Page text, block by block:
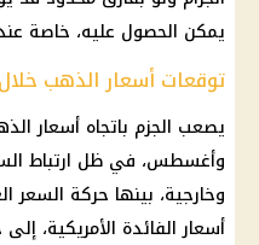
يمكن الحصول عليه، خاصة
توقعات أسعار الذهب
يصعب الجزم باتجاه أسعار
وأغسطس، في ظل ارتباط
وخارجية، بينها حركة السعر
أسعارالفائدة الأمريكية، إلى